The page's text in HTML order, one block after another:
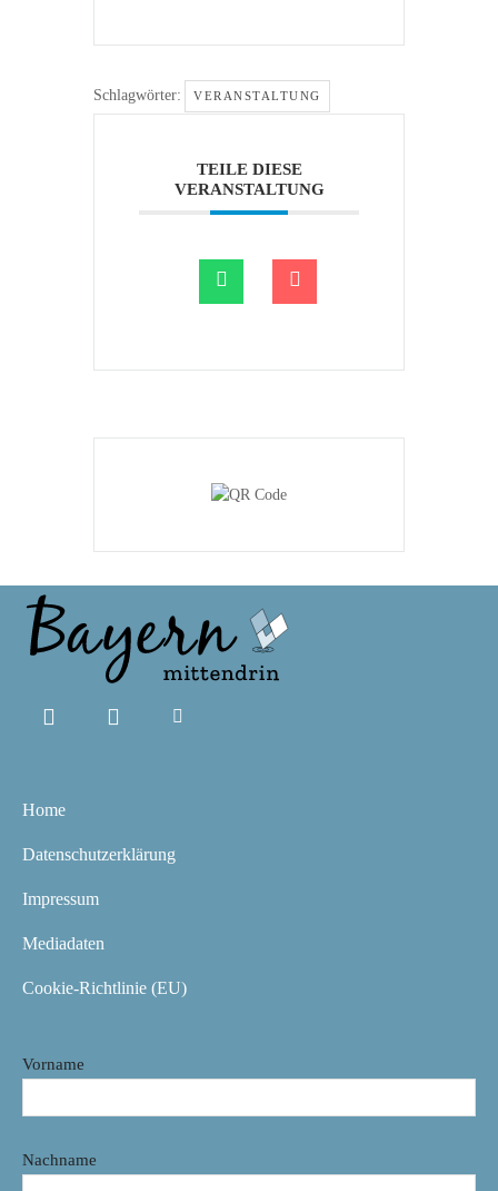
Schlagwörter: VERANSTALTUNG
TEILE DIESE
VERANSTALTUNG
Home
Datenschutzerklärung
Impressum
Mediadaten
Cookie-Richtlinie (EU)
Vorname
Nachname